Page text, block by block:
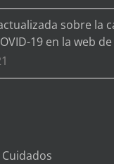
sobre la
19 en la web